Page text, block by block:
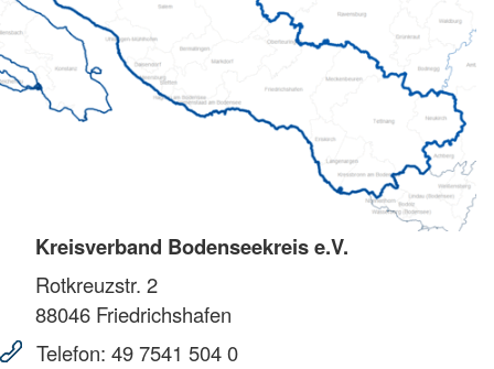
Kreisverband Bodenseekreis e.V.
Rotkreuzstr. 2
88046 Friedrichshafen
Telefon: 49 7541 504 0